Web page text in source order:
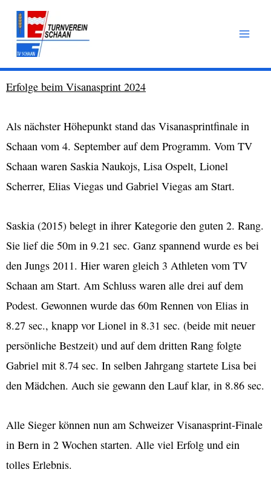
Zum
Inhalt
springen
Erfolge beim Visanasprint 2024
Als nächster Höhepunkt stand das Visanasprintfinale in
Schaan vom 4. September auf dem Programm. Vom TV
Schaan waren Saskia Naukojs, Lisa Ospelt, Lionel
Scherrer, Elias Viegas und Gabriel Viegas am Start.
Saskia (2015) belegt in ihrer Kategorie den guten 2. Rang.
Sie lief die 50m in 9.21 sec. Ganz spannend wurde es bei
den Jungs 2011. Hier waren gleich 3 Athleten vom TV
Schaan am Start. Am Schluss waren alle drei auf dem
Podest. Gewonnen wurde das 60m Rennen von Elias in
8.27 sec., knapp vor Lionel in 8.31 sec. (beide mit neuer
persönliche Bestzeit) und auf dem dritten Rang folgte
Gabriel mit 8.74 sec. In selben Jahrgang startete Lisa bei
den Mädchen. Auch sie gewann den Lauf klar, in 8.86 sec.
Alle Sieger können nun am Schweizer Visanasprint-Finale
in Bern in 2 Wochen starten. Alle viel Erfolg und ein
tolles Erlebnis.